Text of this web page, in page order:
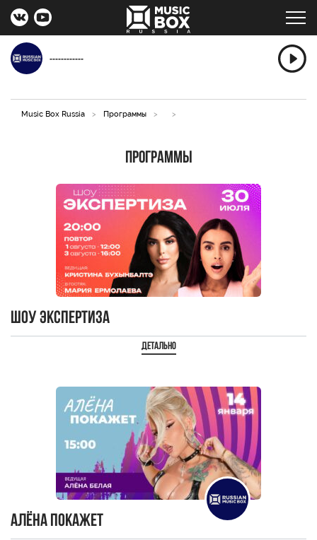
------------
Music Box Russia > Программы > >
Программы
Шоу Экспертиза
Детально
Алёна Покажет